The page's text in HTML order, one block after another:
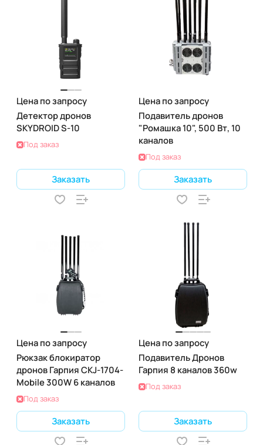
Цена по запросу
Детектор дронов
SKYDROID S-10
Под заказ
Заказать
Цена по запросу
Подавитель дронов
"Ромашка 10", 500 Вт, 10
каналов
Под заказ
Заказать
Цена по запросу
Рюкзак блокиратор
дронов Гарпия CKJ-1704-
Mobile 300W 6 каналов
Под заказ
Заказать
Цена по запросу
Подавитель Дронов
Гарпия 8 каналов 360w
Под заказ
Заказать